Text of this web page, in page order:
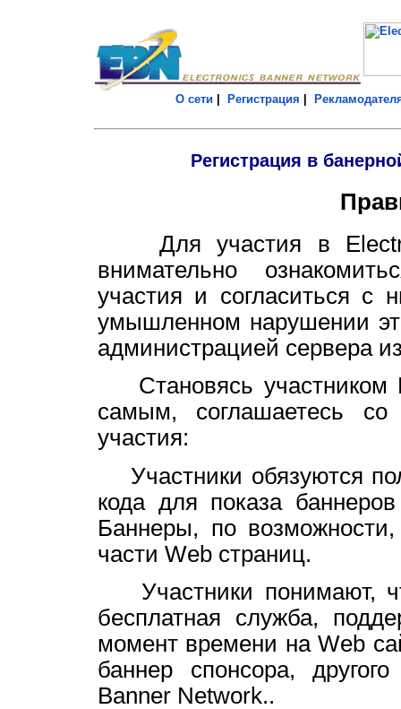
О сети Регистрация
Регистрация в
Для участия в
внимательно
участия и согласиться с
умышленном нарушении
администрацией сервера
Становясь участником
самым, соглашаетесь
участия:
Участники обязуются
кода для показа
Баннеры, по
части Web страниц.
Участники понимают,
бесплатная служба,
момент времени на Web
баннер спонсора,
Banner Network..